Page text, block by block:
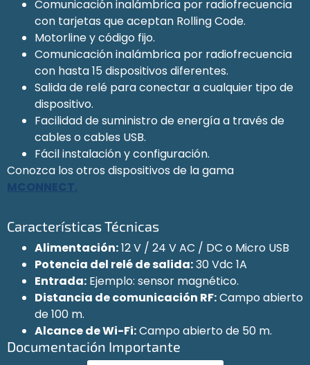
Comunicación inalámbrica por radiofrecuencia
con tarjetas que aceptan Rolling Code.
Motorline y código fijo.
Comunicación inalámbrica por radiofrecuencia
con hasta 15 dispositivos diferentes.
Salida de relé para conectar a cualquier tipo de
dispositivo.
Facilidad de suministro de energía a través de
cables o cables USB.
Fácil instalación y configuración.
Conozca los otros dispositivos de la gama
MCONNECT.
Características Técnicas
Alimentación:12 V / 24 V AC / DC o Micro USB
Potencia del relé de salida:30 Vdc 1A
Entrada: Ejemplo: sensor magnético.
Distancia de comunicación RF:Campo abierto
de 100 m.
Alcance de Wi-Fi:Campo abierto de 50 m.
Documentación Importante